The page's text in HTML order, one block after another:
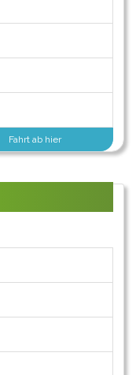
Fahrt ab hier